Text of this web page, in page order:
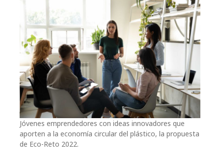
Jóvenes emprendedores con ideas innovadores que
aporten a la economía circular del plástico, la propuesta
de Eco-Reto 2022.